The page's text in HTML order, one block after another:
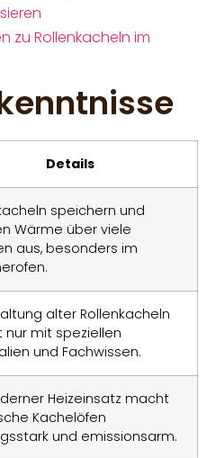
zu Rollenkacheln im
Details
speichern und
Wärme über viele
aus, besonders im
alter Rollenkacheln
nur mit speziellen
und Fachwissen.
Heizeinsatz macht
Kachelöfen
und emissionsarm.